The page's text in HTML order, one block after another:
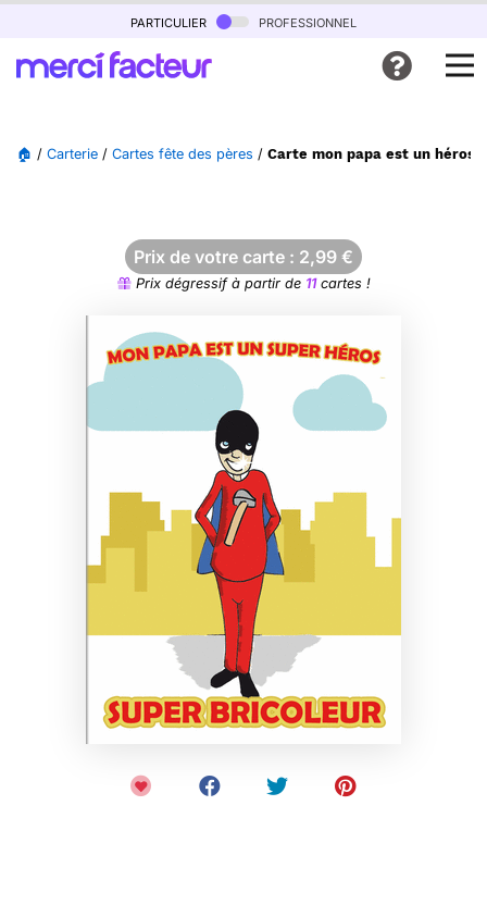
particulier professionnel
🏠 / Carterie / Cartes fête des pères / Carte mon papa est un héros
Prix de votre carte : 2,99 €
Prix dégressif à partir de 11cartes !